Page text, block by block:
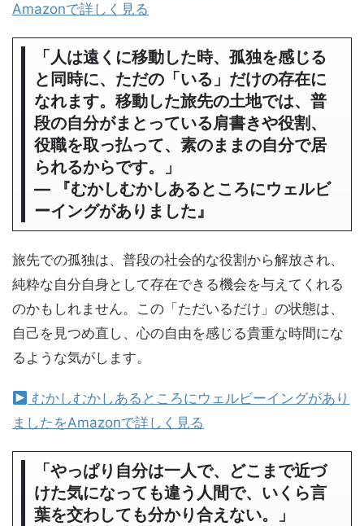
Amazonで詳しく見る
「人は遠くに移動した時、孤独を感じる
と同時に、ただの「いる」だけの存在に
なれます。移動した旅先の土地では、普
段の自分がまとっている肩書きや役割、
役職を取っ払って、素のままの自分で居
られるからです。」
― 『むかしむかしあるところにウェルビ
ーイングがありました』
旅先での孤独は、普段の社会的な役割から解放され、
純粋な自分自身として存在できる機会を与えてくれる
のかもしれません。この「ただいるだけ」の状態は、
自己を見つめ直し、心の自由を感じる貴重な時間にな
るような気がします。
むかしむかしあるところにウェルビーイングがあり
ましたをAmazonで詳しく見る
「やっぱり自分は一人で、どこまで近づ
けた気になっても違う人間で、いくら言
葉を交わしても分かり合えない。」